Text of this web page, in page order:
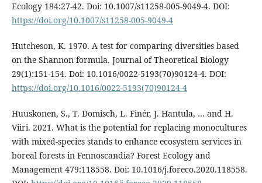
Ecology 184:27-42. Doi: 10.1007/s11258-005-9049-4. DOI:
https://doi.org/10.1007/s11258-005-9049-4
Hutcheson, K. 1970. A test for comparing diversities based
on the Shannon formula. Journal of Theoretical Biology
29(1):151-154. Doi: 10.1016/0022-5193(70)90124-4. DOI:
https://doi.org/10.1016/0022-5193(70)90124-4
Huuskonen, S., T. Domisch, L. Finér, J. Hantula, … and H.
Viiri. 2021. What is the potential for replacing monocultures
with mixed-species stands to enhance ecosystem services in
boreal forests in Fennoscandia? Forest Ecology and
Management 479:118558. Doi: 10.1016/j.foreco.2020.118558.